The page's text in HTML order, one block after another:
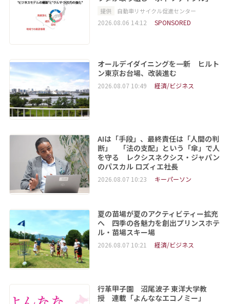
提供 自動車リサイクル促進センター
2026.08.06 14:12 SPONSORED
オールデイダイニングを一新 ヒルト
ン東京お台場、改装進む
2026.08.07 10:49 経済/ビジネス
AIは「手段」、最終責任は「人間の判
断」 「法の支配」という「傘」で人
を守る レクシスネクシス・ジャパン
のパスカル ロズィエ社長
2026.08.07 10:23 キーパーソン
夏の苗場が夏のアクティビティー拡充
へ 四季の各魅力を創出プリンスホテ
ル・苗場スキー場
2026.08.07 10:21 経済/ビジネス
行革甲子園 沼尾波子 東洋大学教
授 連載「よんななエコノミー」